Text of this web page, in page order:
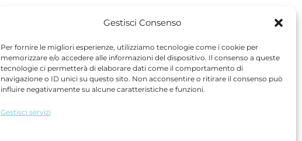
Gestisci Consenso
Per fornire le migliori esperienze, utilizziamo tecnologie come i cookie per
memorizzare e/o accedere alle informazioni del dispositivo. Il consenso a queste
tecnologie ci permetterà di elaborare dati come il comportamento di
navigazione o ID unici su questo sito. Non acconsentire o ritirare il consenso può
influire negativamente su alcune caratteristiche e funzioni.
Gestisci servizi